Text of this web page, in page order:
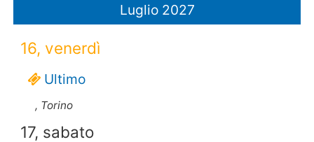
Luglio 2027
16, venerdì
Ultimo
, Torino
17, sabato